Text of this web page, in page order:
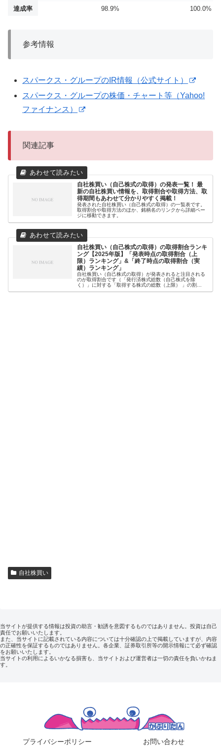
達成率
98.9% 100.0%
参考情報
スパークス・グループのIR情報（公式サイト）
スパークス・グループの株価・チャート等（Yahoo!
ファイナンス）
関連記事
自社株買い（自己株式の取得）の発表一覧！ 最
新の自社株買い情報を、取得割合や取得方法、取
得期間もあわせて分かりやすく掲載！
発表された自社株買い（自己株式の取得）の一覧表です。
取得割合や取得方法のほか、銘柄名のリンクから詳細ペー
ジに移動できます。
自社株買い（自己株式の取得）の取得割合ランキ
ング【2025年版】「発表時点の取得割合（上
限）ランキング」&「終了時点の取得割合（実
績）ランキング」
自社株買い（自己株式の取得）が発表されると注目される
のが取得割合です（「発行済株式総数（自己株式を除
く）」に対する「取得する株式の総数（上限） 」の割
自社株買い
当サイトが提供する情報は投資の助言・勧誘を意図するものではありません。投資は自己
責任でお願いいたします。
また、当サイトに記載されている内容については十分確認の上で掲載していますが、内容
の正確性を保証するものではありません。各企業、証券取引所等の開示情報にて必ず確認
をお願いいたします。
当サイトの利用によるいかなる損害も、当サイトおよび運営者は一切の責任を負いかねま
す。
プライバシーポリシー お問い合わせ